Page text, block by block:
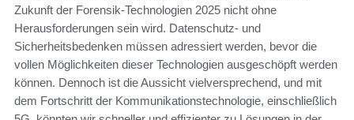
Zukunft der Forensik-Technologien 2025 nicht ohne
Herausforderungen sein wird. Datenschutz- und
Sicherheitsbedenken müssen adressiert werden, bevor die
vollen Möglichkeiten dieser Technologien ausgeschöpft werden
können. Dennoch ist die Aussicht vielversprechend, und mit
dem Fortschritt der Kommunikationstechnologie, einschließlich